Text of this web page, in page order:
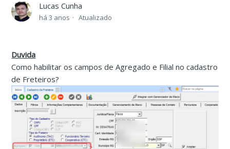
Lucas Cunha
há 3 anos Atualizado
Duvida
Como habilitar os campos de Agregado e Filial no cadastro
de Freteiros?